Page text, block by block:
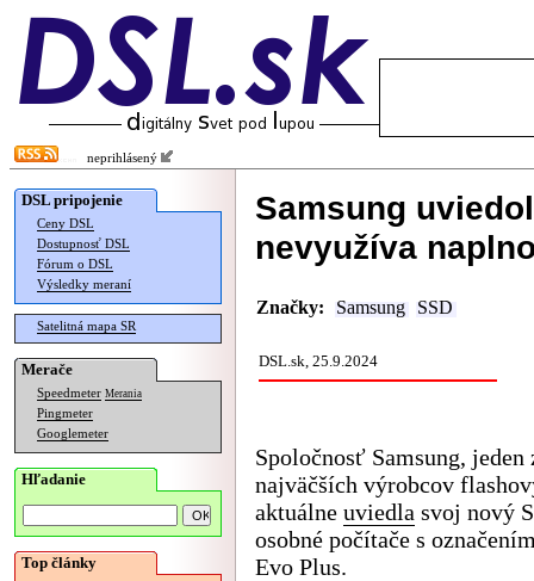
neprihlásený
DSL pripojenie
Ceny DSL
Dostupnosť DSL
Fórum o DSL
Výsledky meraní
Satelitná mapa SR
Merače
Speedmeter Merania
Pingmeter
Googlemeter
Hľadanie
Top články
Samsung
nevyužíva
Značky: Samsung SSD
DSL.sk, 25.9.2024
Spoločnosť Samsung, jeden
najväčších výrobcov
aktuálne uviedla svoj nový
osobné počítače s
Evo Plus.